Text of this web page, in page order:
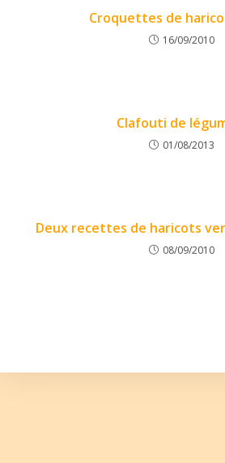
Croquettes de
16/09/2010
Clafouti de
01/08/2013
Deux recettes de haricots
08/09/2010